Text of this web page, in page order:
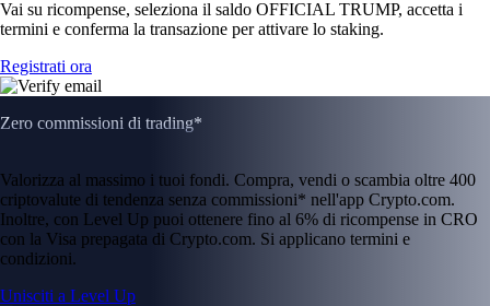
Vai su ricompense, seleziona il saldo OFFICIAL TRUMP, accetta i
termini e conferma la transazione per attivare lo staking.
Registrati ora
Zero commissioni di trading*
Valorizza al massimo i tuoi fondi. Compra, vendi o scambia oltre 400
criptovalute di tendenza senza commissioni* nell'app Crypto.com.
Inoltre, con Level Up puoi ottenere fino al 6% di ricompense in CRO
con la Visa prepagata di Crypto.com. Si applicano termini e
condizioni.
Unisciti a Level Up